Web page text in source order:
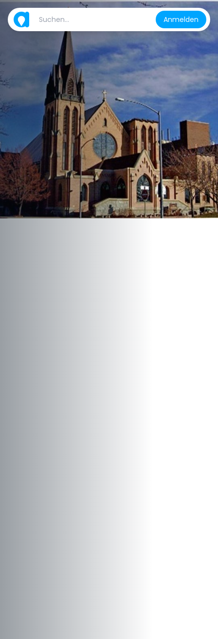
Anmelden